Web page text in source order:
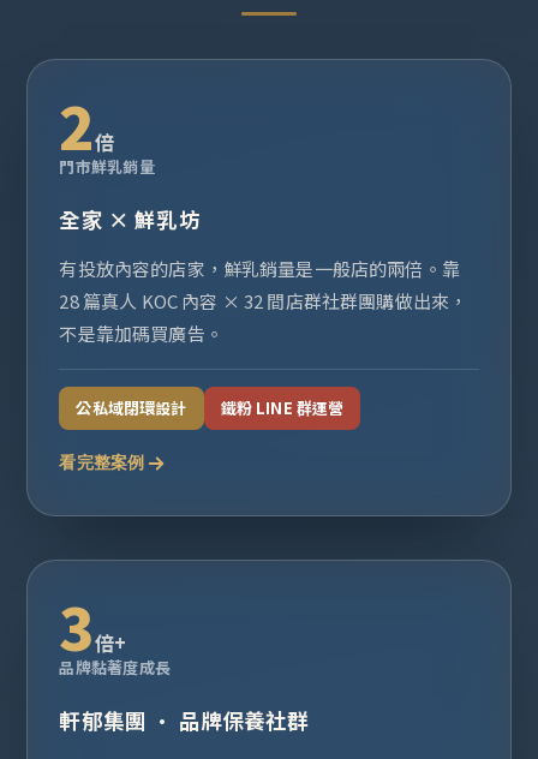
2倍
門市鮮乳銷量
全家 × 鮮乳坊
有投放內容的店家，鮮乳銷量是一般店的兩倍。靠
28 篇真人 KOC 內容 × 32 間店群社群團購做出來，
不是靠加碼買廣告。
公私域閉環設計 鐵粉 LINE 群運營
看完整案例
3倍+
品牌黏著度成長
軒郁集團 · 品牌保養社群